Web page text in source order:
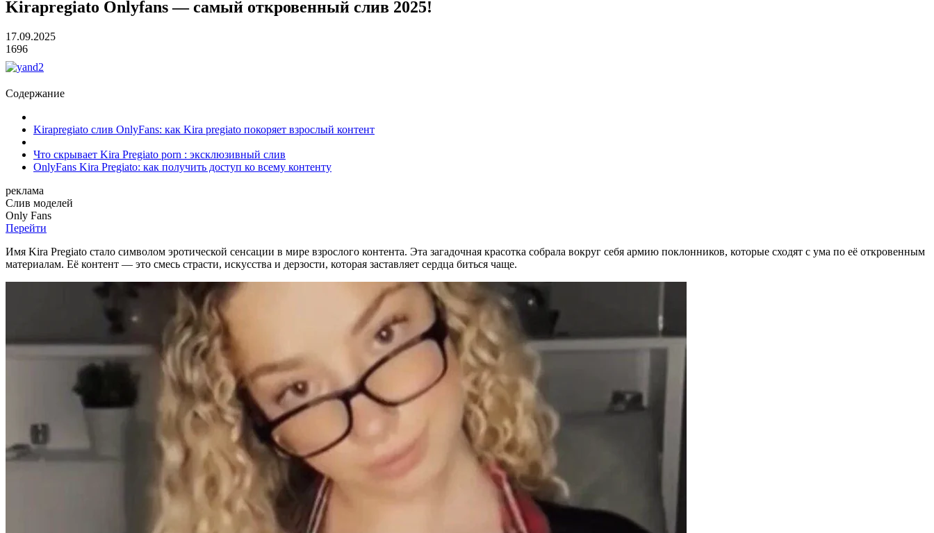
Kirapregiato Onlyfans — самый откровенный слив 2025!
17.09.2025
1696
Содержание
Kirapregiato слив OnlyFans: как Kira pregiato покоряет взрослый контент
Что скрывает Kira Pregiato porn : эксклюзивный слив
OnlyFans Kira Pregiato: как получить доступ ко всему контенту
реклама
Слив моделей
Only Fans
Перейти
Имя Kira Pregiato стало символом эротической сенсации в мире взрослого контента. Эта загадочная красотка собрала вокруг себя армию поклонников, которые сходят с ума по её откровенным
материалам. Её контент — это смесь страсти, искусства и дерзости, которая заставляет сердца биться чаще.